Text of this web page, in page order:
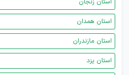
استان زنجان
استان همدان
استان مازندران
استان یزد